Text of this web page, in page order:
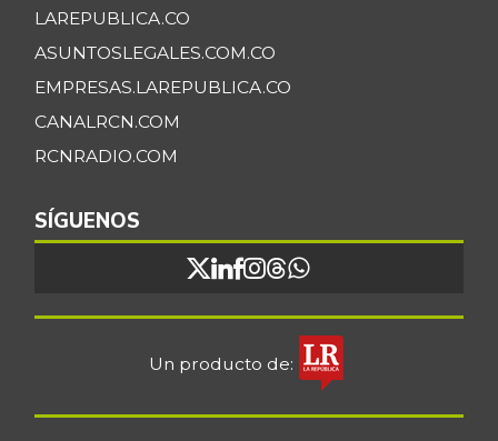
LAREPUBLICA.CO
ASUNTOSLEGALES.COM.CO
EMPRESAS.LAREPUBLICA.CO
CANALRCN.COM
RCNRADIO.COM
SÍGUENOS
Un producto de: